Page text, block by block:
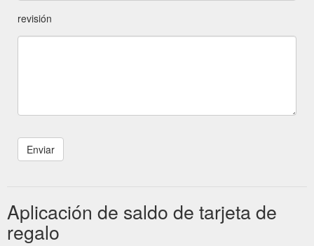
revisión
Aplicación de saldo de tarjeta de
regalo